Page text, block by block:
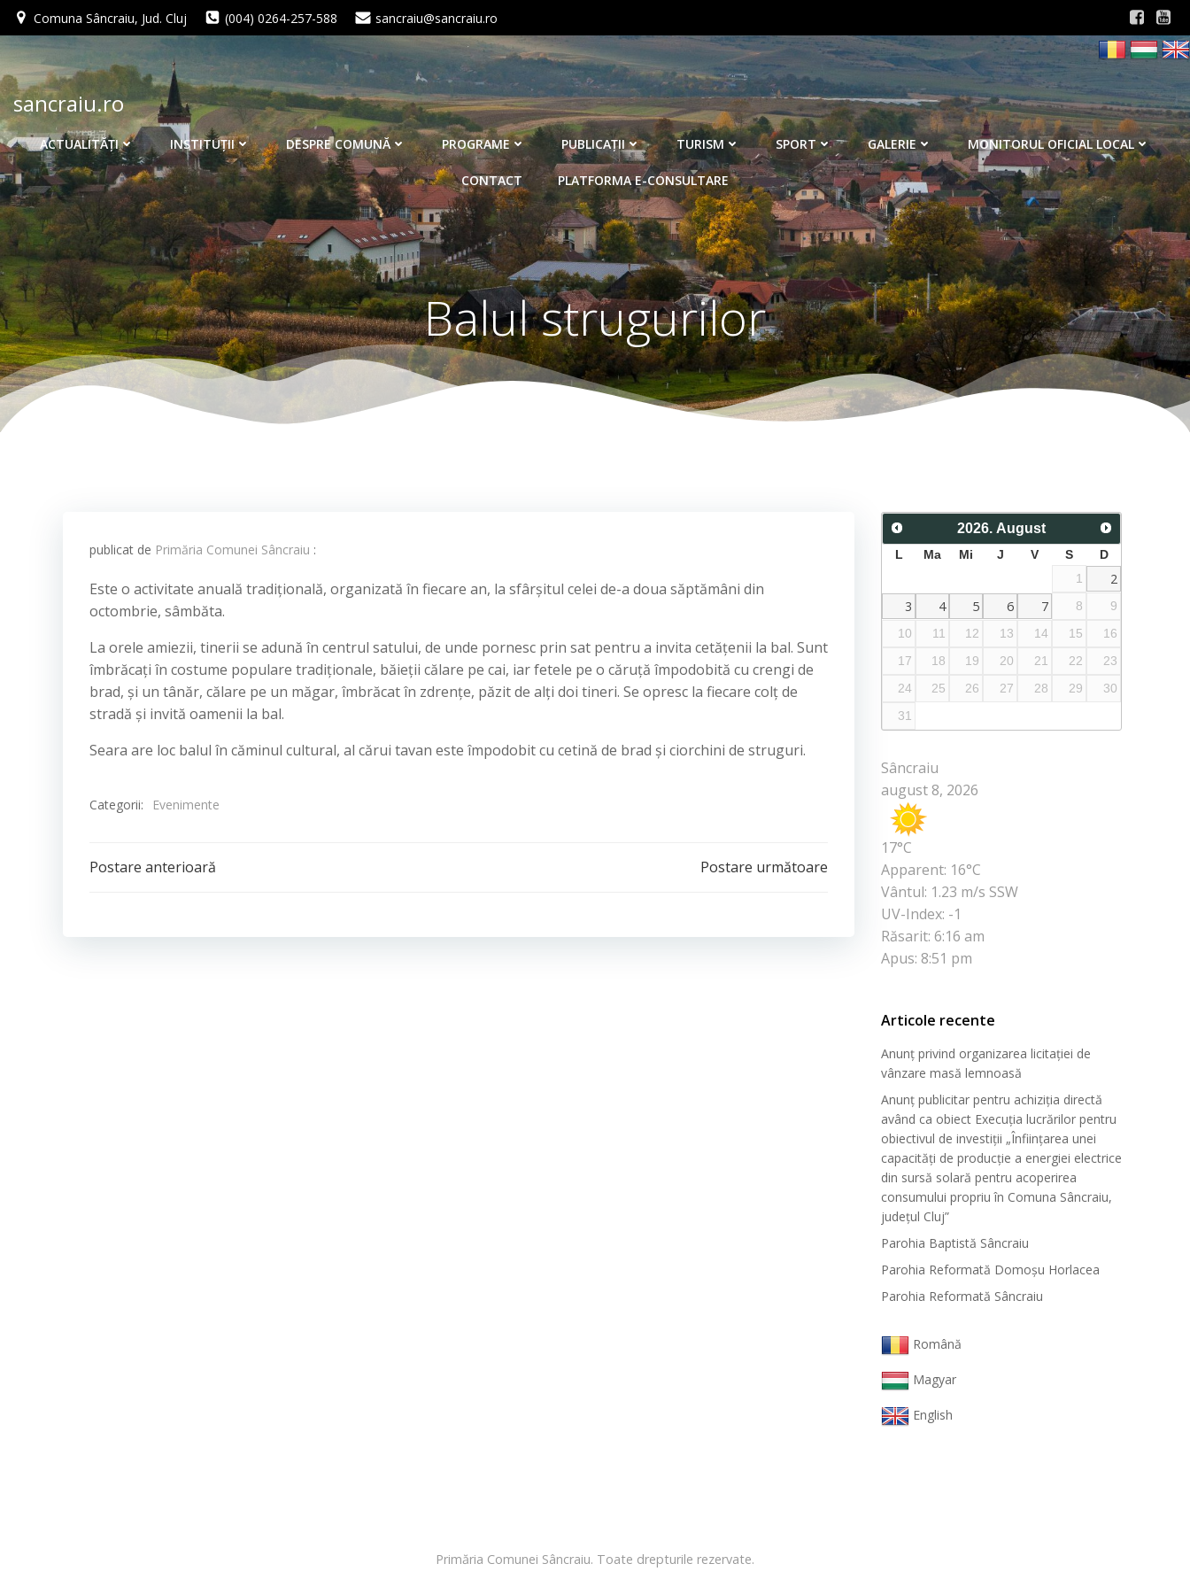
Skip
to
content
Comuna Sâncraiu, Jud. Cluj (004) 0264-257-588 sancraiu@sancraiu.ro
sancraiu.ro
ACTUALITĂŢI INSTITUŢII DESPRE COMUNĂ PROGRAME PUBLICAŢII TURISM SPORT GALERIE MONITORUL OFICIAL LOCAL
CONTACT PLATFORMA E-CONSULTARE
Balul strugurilor
publicat de Primăria Comunei Sâncraiu :
Este o activitate anuală tradițională, organizată în fiecare an, la sfârșitul celei de-a doua săptămâni din
octombrie, sâmbăta.
La orele amiezii, tinerii se adună în centrul satului, de unde pornesc prin sat pentru a invita cetățenii la bal. Sunt
îmbrăcați în costume populare tradiționale, băieții călare pe cai, iar fetele pe o căruță împodobită cu crengi de
brad, și un tânăr, călare pe un măgar, îmbrăcat în zdrențe, păzit de alți doi tineri. Se opresc la fiecare colț de
stradă și invită oamenii la bal.
Seara are loc balul în căminul cultural, al cărui tavan este împodobit cu cetină de brad și ciorchini de struguri.
Categorii: Evenimente
Post
Postare anterioară Postare următoare
2026. August
L Ma Mi J V S
D
1
2
3
4 5 6 7 8
9
10
11 12 13 14 15
16
17
18 19 20 21 22
23
24
25 26 27 28 29
30
31
Sâncraiu
august 8, 2026
17°C
Apparent: 16°C
Vântul: 1.23 m/s SSW
UV-Index: -1
Răsarit: 6:16 am
Apus: 8:51 pm
Articole recente
Anunț privind organizarea licitației de
vânzare masă lemnoasă
Anunț publicitar pentru achiziția directă
având ca obiect Execuția lucrărilor pentru
obiectivul de investiții „Înființarea unei
capacități de producție a energiei electrice
din sursă solară pentru acoperirea
consumului propriu în Comuna Sâncraiu,
județul Cluj”
Parohia Baptistă Sâncraiu
Parohia Reformată Domoşu Horlacea
Parohia Reformată Sâncraiu
Română
Magyar
English
Primăria Comunei Sâncraiu. Toate drepturile rezervate.